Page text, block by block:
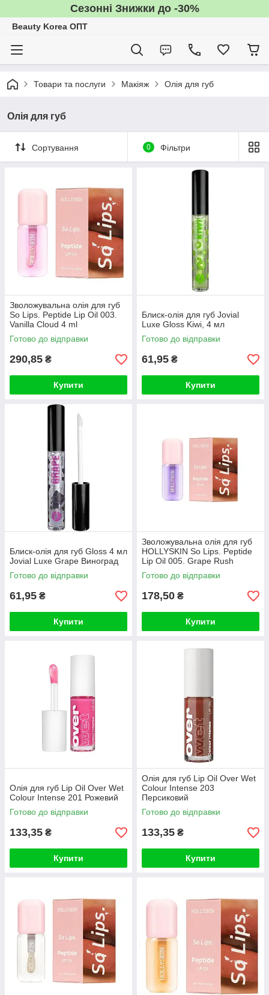
Сезонні Знижки до -30%
Beauty Korea ОПТ
Товари та послуги Макіяж Олія для губ
Олія для губ
Сортування 0 Фільтри
Зволожувальна олія для губ
So Lips. Peptide Lip Oil 003.
Vanilla Cloud 4 ml
Готово до відправки
290,85 ₴
Купити
Блиск-олія для губ Jovial
Luxe Gloss Kiwi, 4 мл
Готово до відправки
61,95 ₴
Купити
Блиск-олія для губ Gloss 4 мл
Jovial Luxe Grape Виноград
Готово до відправки
61,95 ₴
Купити
Зволожувальна олія для губ
HOLLYSKIN So Lips. Peptide
Lip Oil 005. Grape Rush
Готово до відправки
178,50 ₴
Купити
Олія для губ Lip Oil Over Wet
Colour Intense 201 Рожевий
Готово до відправки
133,35 ₴
Купити
Олія для губ Lip Oil Over Wet
Colour Intense 203
Персиковий
Готово до відправки
133,35 ₴
Купити